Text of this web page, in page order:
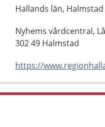
Hallands län, Halmstad
Nyhems vårdcentral,
302 49 Halmstad